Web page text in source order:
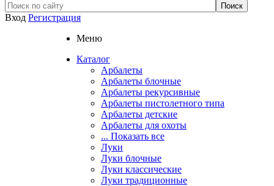
Вход Регистрация
Меню
Каталог
Арбалеты
Арбалеты блочные
Арбалеты рекурсивные
Арбалеты пистолетного типа
Арбалеты детские
Арбалеты для охоты
... Показать все
Луки
Луки блочные
Луки классические
Луки традиционные